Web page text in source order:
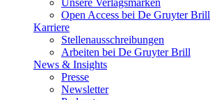
Unsere Verlagsmarken
Open Access bei De Gruyter Brill
Karriere
Stellenausschreibungen
Arbeiten bei De Gruyter Brill
News & Insights
Presse
Newsletter